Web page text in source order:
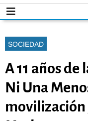
SOCIEDAD
A 11 años
Ni Una
movilización